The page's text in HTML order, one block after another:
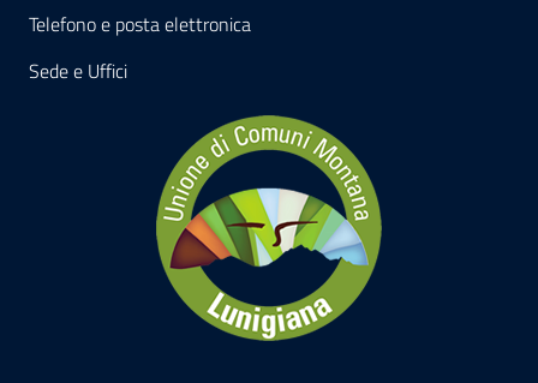
Telefono e posta elettronica
Sede e Uffici